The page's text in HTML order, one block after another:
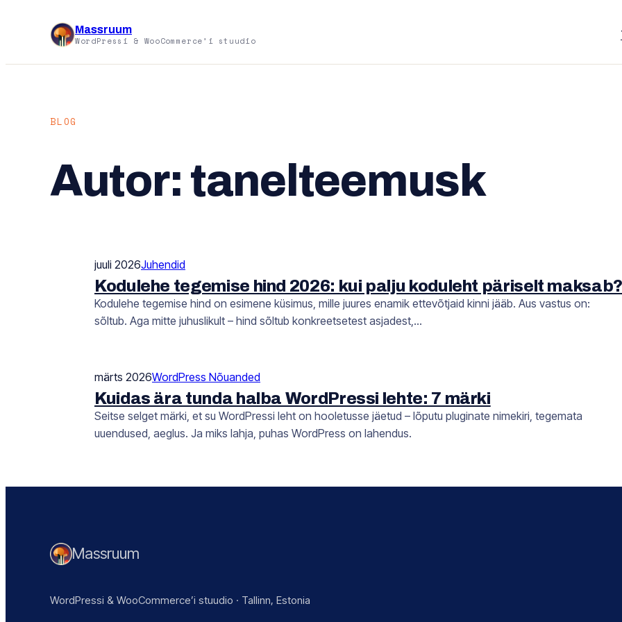
Massruum
WordPressi & WooCommerce’i stuudio
BLOG
Autor: tanelteemusk
juuli 2026Juhendid
Kodulehe tegemise hind 2026: kui palju koduleht päriselt maksab?
Kodulehe tegemise hind on esimene küsimus, mille juures enamik ettevõtjaid kinni jääb. Aus vastus on:
sõltub. Aga mitte juhuslikult – hind sõltub konkreetsetest asjadest,…
märts 2026WordPress Nõuanded
Kuidas ära tunda halba WordPressi lehte: 7 märki
Seitse selget märki, et su WordPressi leht on hooletusse jäetud – lõputu pluginate nimekiri, tegemata
uuendused, aeglus. Ja miks lahja, puhas WordPress on lahendus.
Massruum
WordPressi & WooCommerce’i stuudio · Tallinn, Estonia